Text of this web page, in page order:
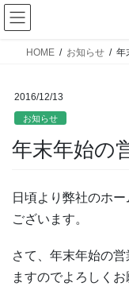
HOME お知らせ 年
2016/12/13
お知らせ
年末年始の
日頃より弊社のホ
ございます。
さて、年末年始の
ますのでよろしくお